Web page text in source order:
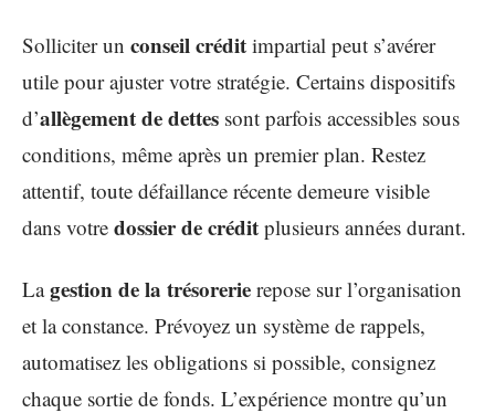
Solliciter un conseil crédit impartial peut s’avérer
utile pour ajuster votre stratégie. Certains dispositifs
d’allègement de dettes sont parfois accessibles sous
conditions, même après un premier plan. Restez
attentif, toute défaillance récente demeure visible
dans votre dossier de crédit plusieurs années durant.
Lagestion de la trésorerie repose sur l’organisation
et la constance. Prévoyez un système de rappels,
automatisez les obligations si possible, consignez
chaque sortie de fonds. L’expérience montre qu’un